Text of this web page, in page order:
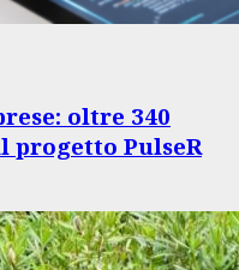
oltre 340
PulseR